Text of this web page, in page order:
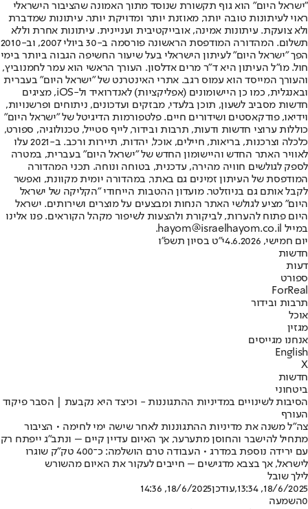
"ישראל היום" הוא גוף תקשורת שנוסד מתוך האמונה שהציבור הישראלי
ראוי לעיתונות טובה יותר, מאוזנת יותר ומדויקת יותר. עיתונות שמדברת
ולא צועקת. עיתונות אמינה, אובייקטיבית ועניינית. עיתונות אחרת וללא
תשלום. המהדורה המודפסת הראשונה פורסמה ב-30 ביולי 2007, וב-2010
הפך "ישראל היום" לעיתון הישראלי בעל שיעור החשיפה הגבוה ביותר בימי
חול. מו"ל העיתון היא ד"ר מרים אדלסון. העורך הראשי הוא עמר לחמנוביץ,
והעורך המייסד הוא עמוס רגב. אתרי האינטרנט של "ישראל היום" בעברית
ובאנגלית, כמו כן היישומונים (אפליקציות) לאנדרואיד ול-iOS, מציגים
חדשות מסביב לשעון, תוכן בלעדי, מבזקים ועדכונים, ניתוחים ופרשנויות,
וידיאו, פודקאסטים ושידורים חיים. פלטפורמות הדיגיטל של "ישראל היום"
כוללות ערוצי חדשות ודעות, תרבות ובידור, לייף סטייל, טכנולוגיה, ספורט,
כלכלה וצרכנות, בריאות, חיילים, אוכל, יהדות, תיירות ורכב. ב-2021 עלו
לאוויר האתר החדש והיישומון החדש של "ישראל היום" בעברית, במטרה
לספק לגולשים חוויה מהירה, עדכנית, בטוחה ונוחה. תכני המהדורה
המודפסת של העיתון זמינים גם באתר, במהדורה יומית מקוונת, ואפשר
לקבל אותם גם בניוזלטר. מועדון ההטבות הייחודי "הקליקה של ישראל
היום" מציע לגולשי האתר הנחות ומבצעים על מוצרים ושירותים. ישראל
היום פתוח להערות, לביקורת ולהצעות לשיפור מקהל הקוראים. פנו אלינו
במייל hayom@israelhayom.co.il.
יום חמישי, 4.6.2026
י"ט בסיון תשפ"ו
חדשות
דעות
ספורט
ForReal
תרבות ובידור
אוכל
מגזין
אנחנו מגייסים
English
X
חדשות
ביטחוני
הסיבות לשינויים במדיניות ההתגוננות - וכיצד היא נקבעת | הסבר פיקוד
העורף
צה"ל משנה את מדיניות ההתגוננות לאחר שישה ימי לחימה • הציבור
מתחיל להישבר והחוסן מתערער, אך האיום עדיין קיים – ונתב"ג ייפתח רק
עם ירידה נוספת במדרג • העבודה טרם הושלמה: כ־400 טק"ק שוגרו
לישראל, אך בצבא מדגישים – חייבים לעקור את האיום מהשורש
לילך שובל
18/6/2025, 13:34
,עודכן18/6/2025, 14:36
0השמעה